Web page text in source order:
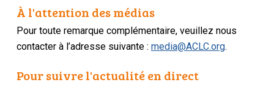
À l'attention des médias
Pour toute remarque complémentaire, veuillez nous
contacter à l’adresse suivante :media@ACLC.org.
Pour suivre l'actualité en direct